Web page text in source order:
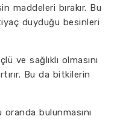
maddeleri bırakır. Bu
duyduğu besinleri
ve sağlıklı olmasını
Bu da bitkilerin
bulunmasını